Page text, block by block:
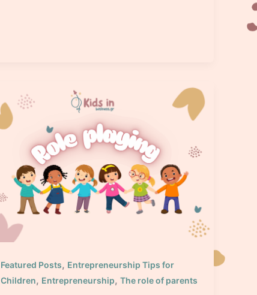
Featured Posts, Entrepreneurship Tips for
Children, Entrepreneurship,The role of parents